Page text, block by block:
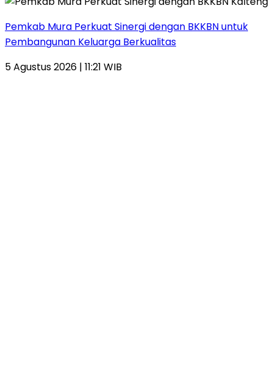
Pemkab Mura Perkuat Sinergi dengan BKKBN untuk
Pembangunan Keluarga Berkualitas
5 Agustus 2026 | 11:21 WIB